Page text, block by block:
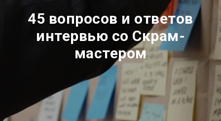
45 вопросов и ответов
интервью со Скрам-
мастером